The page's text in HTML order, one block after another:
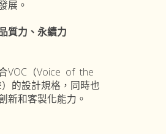
。
質力、永續力
（Voice of the
的設計規格，同時也
客製化能力。